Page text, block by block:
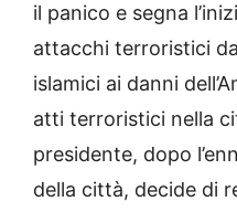
il panico e segna
attacchi terroristici
islamici ai danni
atti terroristici nella
presidente, dopo
della città, decide di